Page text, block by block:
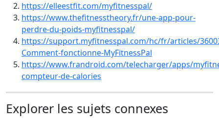
https://elleestfit.com/myfitnesspal/
https://www.thefitnesstheory.fr/une-app-pour-
perdre-du-poids-myfitnesspal/
https://support.myfitnesspal.com/hc/fr/articles/
Comment-fonctionne-MyFitnessPal
https://www.frandroid.com/telecharger/apps/
compteur-de-calories
Explorer les sujets connexes